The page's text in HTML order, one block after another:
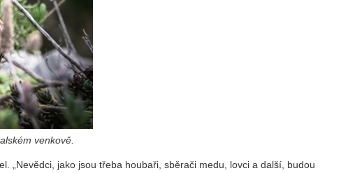
venkově.
„Nevědci, jako jsou třeba houbaři, sběrači medu, lovci a další, budou